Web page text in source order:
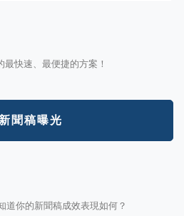
快速、最便捷的方案！
聞稿曝光
你的新聞稿成效表現如何？